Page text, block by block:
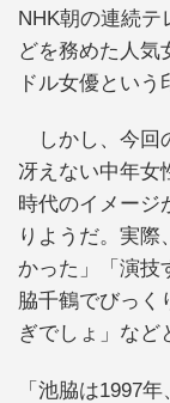
NHK朝の連続テ
どを務めた人気
ドル女優という
しかし、今回
冴えない中年女
時代のイメージ
りようだ。実際
かった」「演技
脇千鶴でびっく
ぎでしょ」など
「池脇は1997